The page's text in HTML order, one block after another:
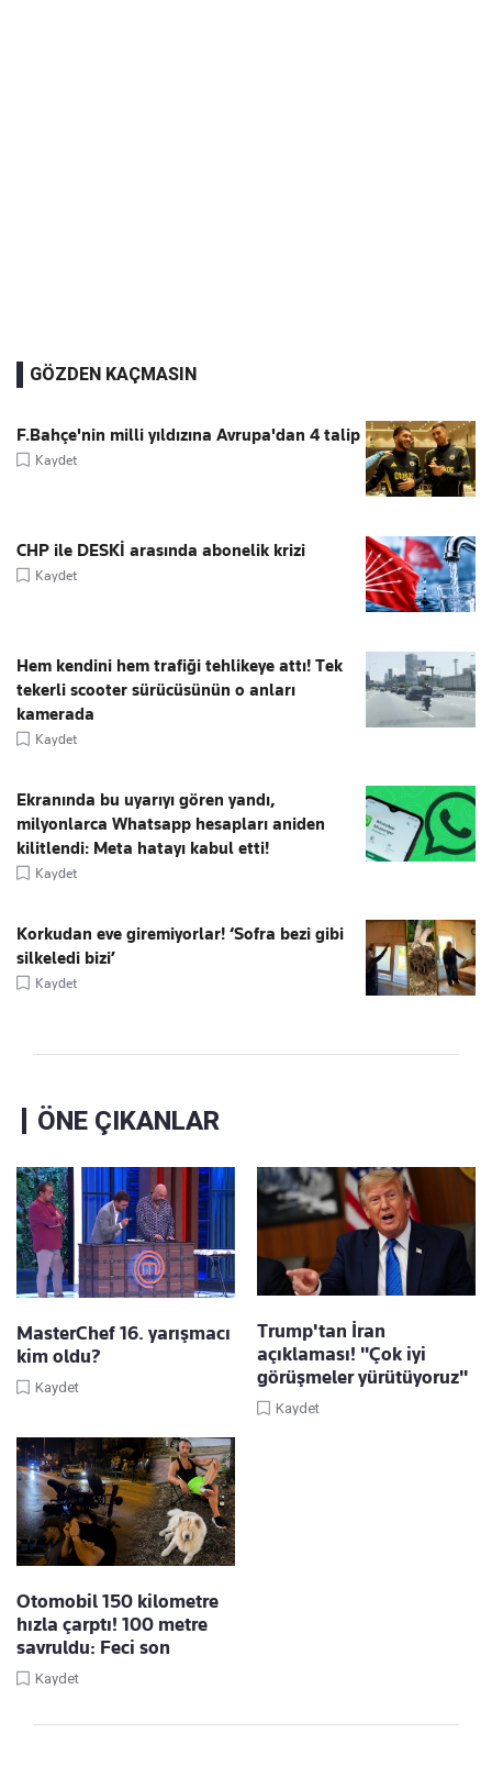
GÖZDEN KAÇMASIN
F.Bahçe'nin milli yıldızına Avrupa'dan 4 talip
Kaydet
CHP ile DESKİ arasında abonelik krizi
Kaydet
Hem kendini hem trafiği tehlikeye attı! Tek
tekerli scooter sürücüsünün o anları
kamerada
Kaydet
Ekranında bu uyarıyı gören yandı,
milyonlarca Whatsapp hesapları aniden
kilitlendi: Meta hatayı kabul etti!
Kaydet
Korkudan eve giremiyorlar! ‘Sofra bezi gibi
silkeledi bizi’
Kaydet
ÖNE ÇIKANLAR
MasterChef 16. yarışmacı
kim oldu?
Kaydet
Trump'tan İran
açıklaması! "Çok iyi
görüşmeler yürütüyoruz"
Kaydet
Otomobil 150 kilometre
hızla çarptı! 100 metre
savruldu: Feci son
Kaydet